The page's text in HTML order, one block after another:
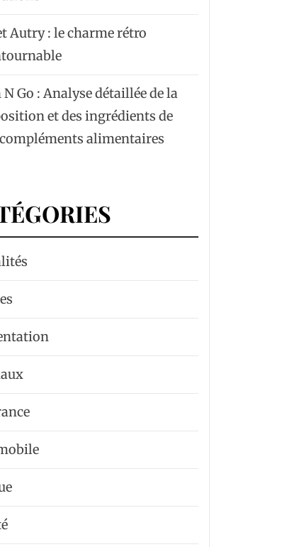
Autry : le charme rétro
Go : Analyse détaillée de la
et des ingrédients de
alimentaires